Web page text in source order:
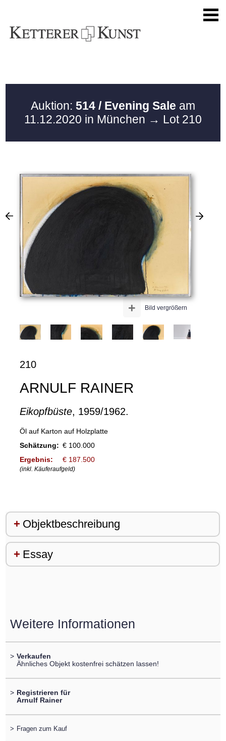
Auktion: 514 / Evening Sale am
11.12.2020 in München → Lot 210
Bild vergrößern
+
210
ARNULF RAINER
Eikopfbüste, 1959/1962.
Öl auf Karton auf Holzplatte
Schätzung: € 100.000
Ergebnis:
€ 187.500
(inkl. Käuferaufgeld)
Objektbeschreibung
Essay
Weitere Informationen
> Verkaufen
Ähnliches Objekt kostenfrei schätzen lassen!
> Registrieren für
Arnulf Rainer
> Fragen zum Kauf